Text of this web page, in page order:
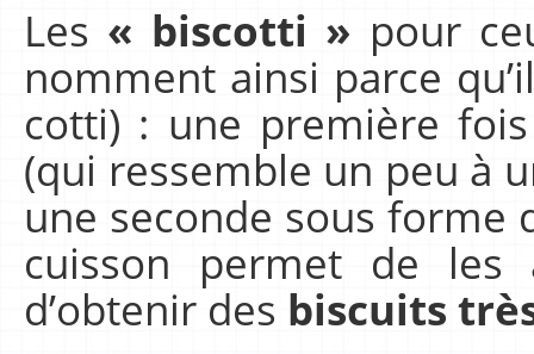
Les « biscotti » pour
nomment ainsi parce
cotti) : une première
(qui ressemble un peu à
une seconde sous forme
cuisson permet de les
d’obtenir des biscuits